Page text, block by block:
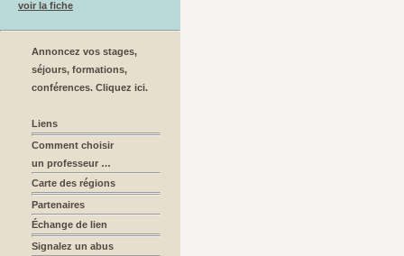
voir la fiche
Annoncez vos stages,
séjours, formations,
conférences. Cliquez ici.
Liens
Comment choisir
un professeur …
Carte des régions
Partenaires
Échange de lien
Signalez un abus